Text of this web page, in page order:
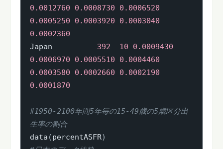
0.0012760
0.0008730
0.0006520
0.0005250
0.0003920
0.0003040
0.0002360
Japan 392 10
0.0009430
0.0006970
0.0005510
0.0004460
0.0003580
0.0002660
0.0002190
0.0001870
#1950-2100年間5年毎の15-49歳の5歳区分出
生率の割合
data (percentASFR)